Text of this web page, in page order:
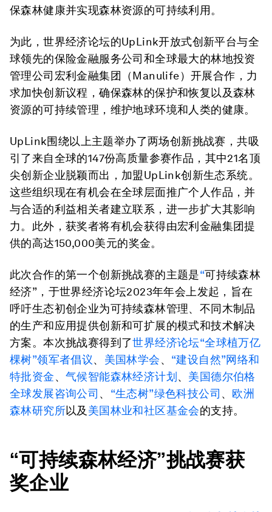
保森林健康并实现森林资源的可持续利用。
为此，世界经济论坛的UpLink开放式创新平台与全
球领先的保险金融服务公司和全球最大的林地投资
管理公司宏利金融集团（Manulife）开展合作，力
求加快创新议程，确保森林的保护和恢复以及森林
资源的可持续管理，维护地球环境和人类的健康。
UpLink围绕以上主题举办了两场创新挑战赛，共吸
引了来自全球的147份高质量参赛作品，其中21名顶
尖创新企业脱颖而出，加盟UpLink创新生态系统。
这些组织现在有机会在全球层面推广个人作品，并
与合适的利益相关者建立联系，进一步扩大其影响
力。此外，获奖者将有机会获得由宏利金融集团提
供的高达150,000美元的奖金。
此次合作的第一个创新挑战赛的主题是“可持续森林
经济”，于世界经济论坛2023年年会上发起，旨在
呼吁生态初创企业为可持续森林管理、不同木制品
的生产和应用提供创新和可扩展的模式和技术解决
方案。本次挑战赛得到了世界经济论坛“全球植万亿
棵树”领军者倡议、 美国林学会、 “建设自然”网络和
特批资金、气候智能森林经济计划 、 美国德尔伯格
全球发展咨询公司 、 “生态树”绿色科技公司 、 欧洲
森林研究所以及 美国林业和社区基金会的支持。
“可持续森林经济”挑战赛获
奖企业